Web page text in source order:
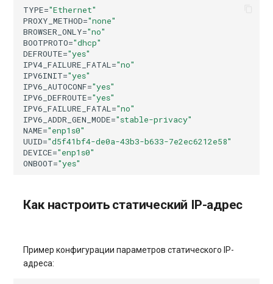
TYPE="Ethernet"
PROXY_METHOD="none"
BROWSER_ONLY="no"
BOOTPROTO="dhcp"
DEFROUTE="yes"
IPV4_FAILURE_FATAL="no"
IPV6INIT="yes"
IPV6_AUTOCONF="yes"
IPV6_DEFROUTE="yes"
IPV6_FAILURE_FATAL="no"
IPV6_ADDR_GEN_MODE="stable-privacy"
NAME="enp1s0"
UUID="d5f41bf4-de0a-43b3-b633-7e2ec6212e58"
DEVICE="enp1s0"
ONBOOT="yes"
Как настроить статический IP-адрес
Пример конфигурации параметров статического IP-
адреса: